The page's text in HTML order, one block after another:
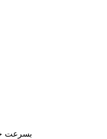
بسرعت